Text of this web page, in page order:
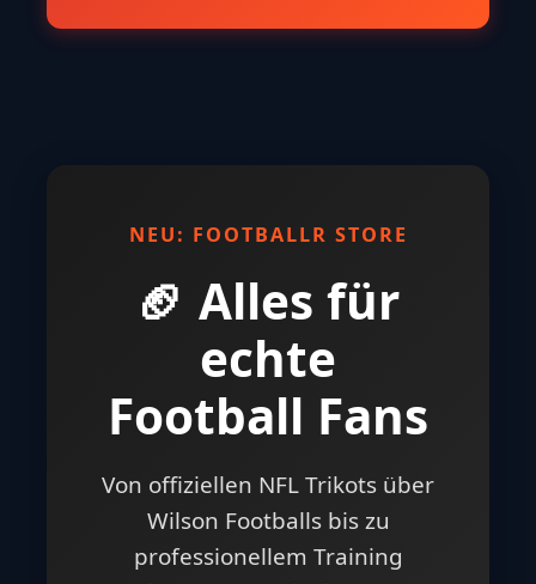
NEU: FOOTBALLR STORE
🏈 Alles für
echte
Football Fans
Von offiziellen NFL Trikots über
Wilson Footballs bis zu
professionellem Training